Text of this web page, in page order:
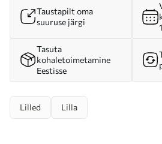
Taustapilt oma
suuruse järgi
Tasuta
kohaletoimetamine
Eestisse
Lilled Lilla